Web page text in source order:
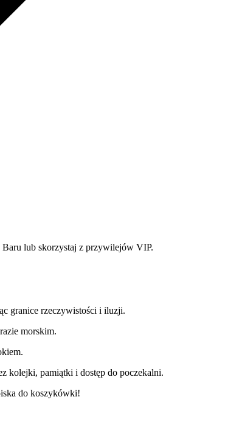
lub skorzystaj z przywilejów VIP.
granice rzeczywistości i iluzji.
morskim.
kolejki, pamiątki i dostęp do poczekalni.
do koszykówki!